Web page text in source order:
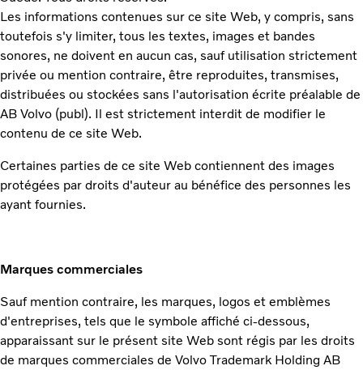
Les informations contenues sur ce site Web, y compris, sans
toutefois s'y limiter, tous les textes, images et bandes
sonores, ne doivent en aucun cas, sauf utilisation strictement
privée ou mention contraire, être reproduites, transmises,
distribuées ou stockées sans l'autorisation écrite préalable de
AB Volvo (publ). Il est strictement interdit de modifier le
contenu de ce site Web.
Certaines parties de ce site Web contiennent des images
protégées par droits d'auteur au bénéfice des personnes les
ayant fournies.
Marques commerciales
Sauf mention contraire, les marques, logos et emblèmes
d'entreprises, tels que le symbole affiché ci-dessous,
apparaissant sur le présent site Web sont régis par les droits
de marques commerciales de Volvo Trademark Holding AB